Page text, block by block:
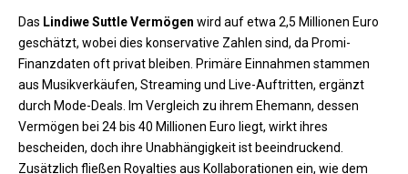
Das Lindiwe Suttle Vermögen wird auf etwa 2,5 Millionen Euro
geschätzt, wobei dies konservative Zahlen sind, da Promi-
Finanzdaten oft privat bleiben. Primäre Einnahmen stammen
aus Musikverkäufen, Streaming und Live-Auftritten, ergänzt
durch Mode-Deals. Im Vergleich zu ihrem Ehemann, dessen
Vermögen bei 24 bis 40 Millionen Euro liegt, wirkt ihres
bescheiden, doch ihre Unabhängigkeit ist beeindruckend.
Zusätzlich fließen Royalties aus Kollaborationen ein, wie dem